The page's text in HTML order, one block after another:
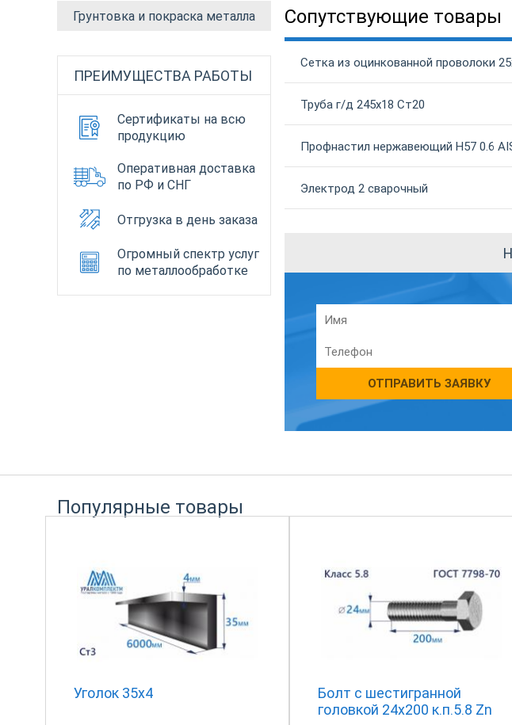
Грунтовка и покраска металла
ПРЕИМУЩЕСТВА РАБОТЫ
Сертификаты на всю
продукцию
Оперативная доставка
по РФ и СНГ
Отгрузка в день заказа
Огромный спектр услуг
по металлообработке
Сопутствующие товары
Сетка из оцинкованной проволоки
Труба г/д 245х18 Ст20
Профнастил нержавеющий Н57 0.6
Электрод 2 сварочный
ОТПРАВИТЬ ЗАЯВКУ
Популярные товары
Уголок 35х4
Болт с шестигранной
головкой 24х200 к.п.5.8 Zn